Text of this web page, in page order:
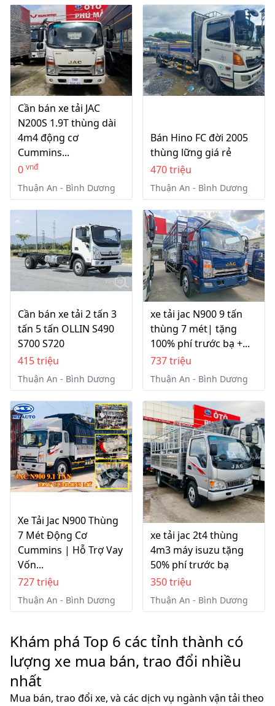
Cần bán xe tải JAC
N200S 1.9T thùng dài
4m4 động cơ
Cummins...
0 vnđ
Thuận An - Bình Dương
Bán Hino FC đời 2005
thùng lững giá rẻ
470 triệu
Thuận An - Bình Dương
Cần bán xe tải 2 tấn 3
tấn 5 tấn OLLIN S490
S700 S720
415 triệu
Thuận An - Bình Dương
xe tải jac N900 9 tấn
thùng 7 mét| tặng
100% phí trước bạ +...
737 triệu
Thuận An - Bình Dương
Xe Tải Jac N900 Thùng
7 Mét Động Cơ
Cummins | Hỗ Trợ Vay
Vốn...
727 triệu
Thuận An - Bình Dương
xe tải jac 2t4 thùng
4m3 máy isuzu tặng
50% phí trước bạ
350 triệu
Thuận An - Bình Dương
Khám phá Top 6 các tỉnh thành có
lượng xe mua bán, trao đổi nhiều
nhất
Mua bán, trao đổi xe, và các dịch vụ ngành vận tải theo